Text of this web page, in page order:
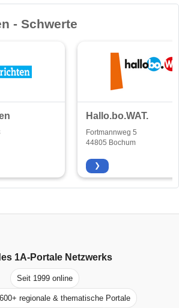
- Schwerte
Hallo.bo.WAT.
Fortmannweg 5
44805 Bochum
❯
1A-PortaleNetzwerks
Seit 1999 online
regionale & thematische Portale